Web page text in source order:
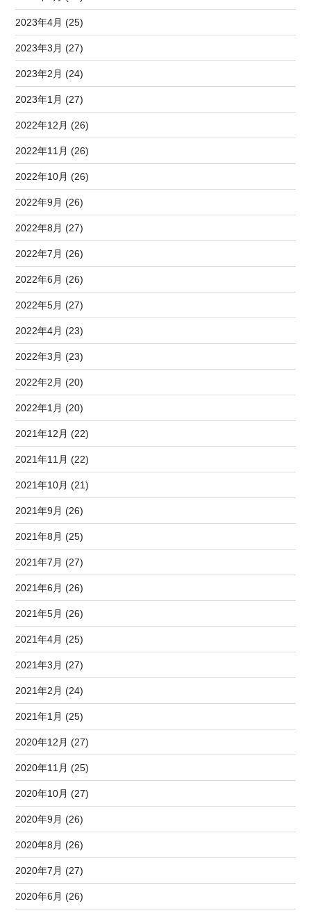
2023年4月 (25)
2023年3月 (27)
2023年2月 (24)
2023年1月 (27)
2022年12月 (26)
2022年11月 (26)
2022年10月 (26)
2022年9月 (26)
2022年8月 (27)
2022年7月 (26)
2022年6月 (26)
2022年5月 (27)
2022年4月 (23)
2022年3月 (23)
2022年2月 (20)
2022年1月 (20)
2021年12月 (22)
2021年11月 (22)
2021年10月 (21)
2021年9月 (26)
2021年8月 (25)
2021年7月 (27)
2021年6月 (26)
2021年5月 (26)
2021年4月 (25)
2021年3月 (27)
2021年2月 (24)
2021年1月 (25)
2020年12月 (27)
2020年11月 (25)
2020年10月 (27)
2020年9月 (26)
2020年8月 (26)
2020年7月 (27)
2020年6月 (26)